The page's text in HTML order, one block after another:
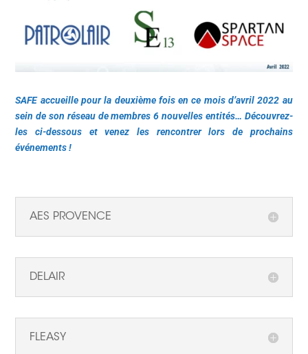
SAFE accueille pour la deuxième fois en ce mois d’avril 2022 au
sein de son réseau de membres 6 nouvelles entités… Découvrez-
les ci-dessous et venez les rencontrer lors de prochains
événements !
AES PROVENCE
DELAIR
FLEASY